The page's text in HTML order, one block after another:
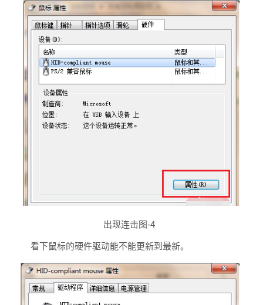
出现连击图-4
看下鼠标的硬件驱动能不能更新到最新。